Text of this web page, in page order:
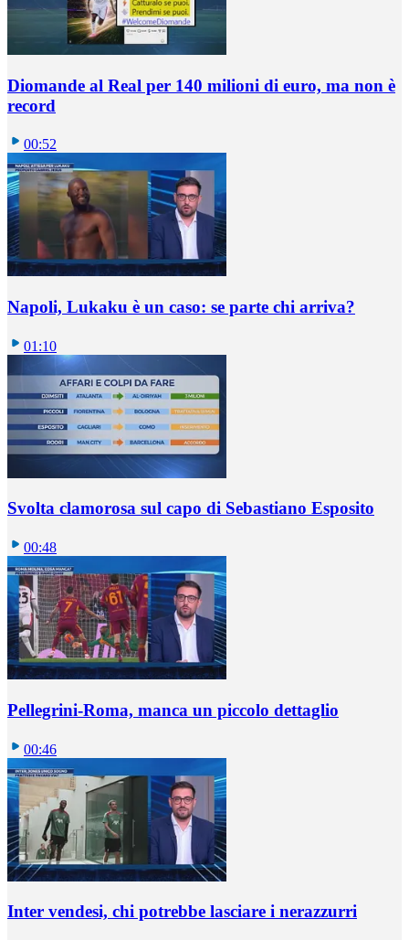
Diomande al Real per 140 milioni di euro, ma non è
record
00:52
Napoli, Lukaku è un caso: se parte chi arriva?
01:10
Svolta clamorosa sul capo di Sebastiano Esposito
00:48
Pellegrini-Roma, manca un piccolo dettaglio
00:46
Inter vendesi, chi potrebbe lasciare i nerazzurri